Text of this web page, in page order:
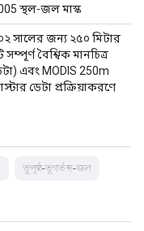
স্থল-জল মাস্ক
সালের জন্য ২৫০ মিটার
বৈশ্বিক মানচিত্র
এবং MODIS 250m
ডেটা প্রক্রিয়াকরণে
ভূপৃষ্ঠ-ভূগর্ভস্থ-জল